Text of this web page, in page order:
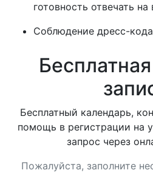
готовность отвечать
Соблюдение дресс-
Бесплатный календарь,
помощь в регистрации на
запрос через
Пожалуйста, заполните